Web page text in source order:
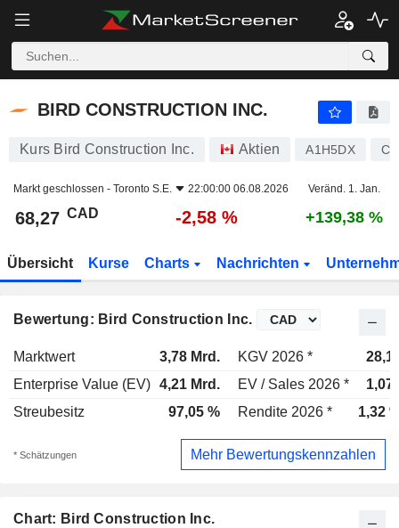
BIRD CONSTRUCTION INC.
BIRD CONSTRUCTION INC.
Kurs Bird Construction Inc. Aktien A1H5DX
Markt geschlossen - Toronto S.E. 22:00:00 06.08.2026 Veränd. 1. Jan.
68,27 CAD -2,58 % +139,38 %
Übersicht Kurse Charts Nachrichten
Bewertung: Bird Construction Inc.
Marktwert 3,78 Mrd. KGV 2026 *
Enterprise Value (EV) 4,21 Mrd. EV / Sales 2026 *
Streubesitz
97,05 % Rendite 2026 * 1,32
* Schätzungen Mehr Bewertungskennzahlen
Chart: Bird Construction Inc.